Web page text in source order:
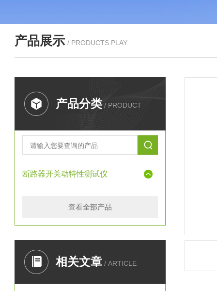
产品展示 / PRODUCTS PLAY
产品分类 / PRODUCT
断路器开关动特性测试仪
查看全部产品
相关文章 / ARTICLE